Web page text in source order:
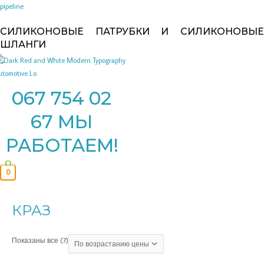
Перейти
содержимому
pipeline
СИЛИКОНОВЫЕ ПАТРУБКИ И СИЛИКОНОВЫЕ
ШЛАНГИ
067 754 02
67 МЫ
РАБОТАЕМ!
0
КРАЗ
Показаны все (7)